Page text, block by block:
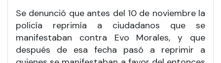
Se denunció que antes del 10 de noviembre la
policía reprimía a ciudadanos que se
manifestaban contra Evo Morales, y que
después de esa fecha pasó a reprimir a